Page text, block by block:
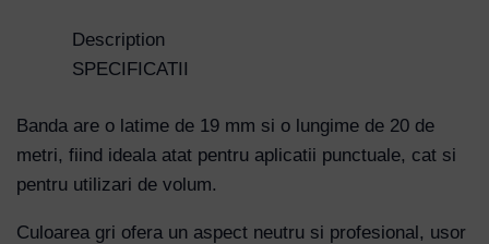
Description
SPECIFICATII
Banda are o latime de 19 mm si o lungime de 20 de
metri, fiind ideala atat pentru aplicatii punctuale, cat si
pentru utilizari de volum.
Culoarea gri ofera un aspect neutru si profesional, usor
Username or Email Address
Remember Me